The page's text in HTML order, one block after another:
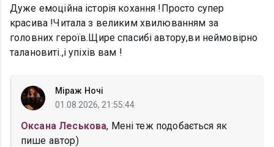
Дуже емоційна історія кохання !Просто супер
красива !Читала з великим хвилюванням за
головних героїв.Щире спасибі автору,ви неймовірно
талановиті.,і упіхів вам !
Міраж Ночі
01.08.2026, 21:55:44
Оксана Леськова, Мені теж подобається як
пише автор)